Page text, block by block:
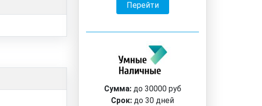
Перейти
Сумма:до 30000 руб
Срок: до 30 дней